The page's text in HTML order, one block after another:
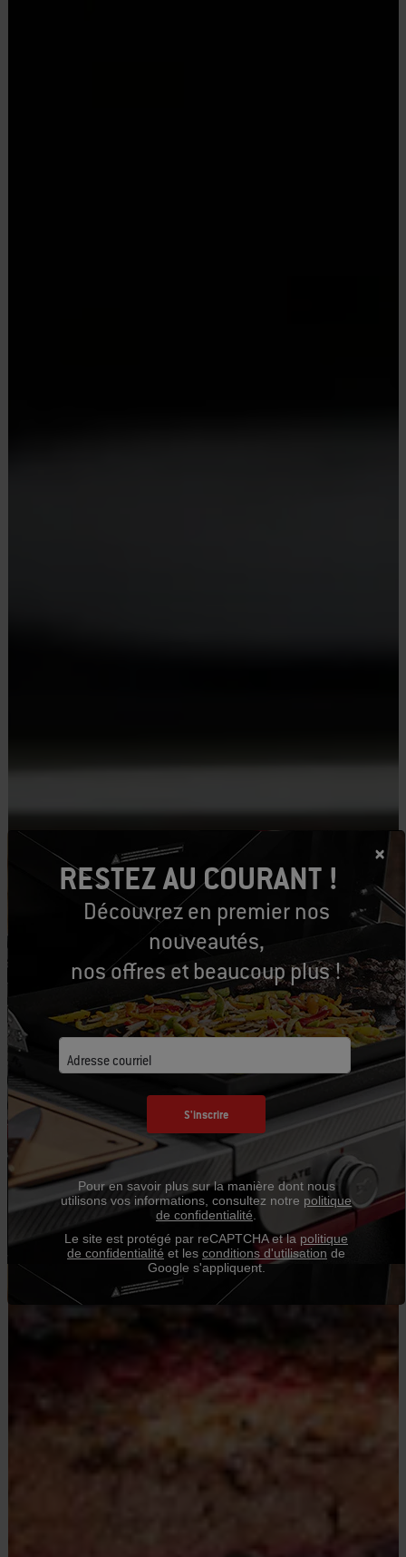
RESTEZ AU COURANT !
Découvrez en premier nos
nouveautés,
nos offres et beaucoup plus !
Adresse courriel
S'inscrire
Pour en savoir plus sur la manière dont nous
utilisons vos informations, consultez notre politique
de confidentialité
Le site est protégé par reCAPTCHA et la politique
de confidentialité et les conditions d'utilisation de
Google s'appliquent.